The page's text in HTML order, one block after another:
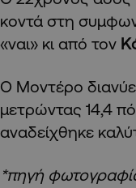
κοντά στη
«ναι» κι από τον
Ο Μοντέρο
μετρώντας 14,4
αναδείχθηκε
*πηγή